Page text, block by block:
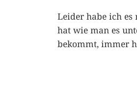
Leider habe ich
hat wie man es
bekommt, immer